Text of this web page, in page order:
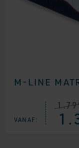
M-LINE
VANAF:
prijs
was:
Huidige
prijs